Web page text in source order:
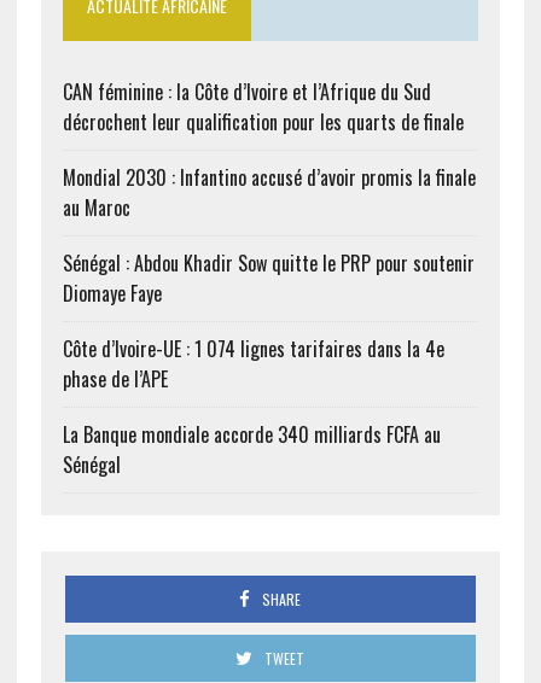
ACTUALITÉ AFRICAINE
CAN féminine : la Côte d’Ivoire et l’Afrique du Sud
décrochent leur qualification pour les quarts de finale
Mondial 2030 : Infantino accusé d’avoir promis la finale
au Maroc
Sénégal : Abdou Khadir Sow quitte le PRP pour soutenir
Diomaye Faye
Côte d’Ivoire-UE : 1 074 lignes tarifaires dans la 4e
phase de l’APE
La Banque mondiale accorde 340 milliards FCFA au
Sénégal
SHARE
TWEET